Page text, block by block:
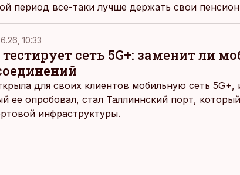
период все-таки лучше держать свои
10:33
сеть 5G+: заменит ли
для своих клиентов мобильную сеть
ее опробовал, стал Таллиннский порт,
инфраструктуры.